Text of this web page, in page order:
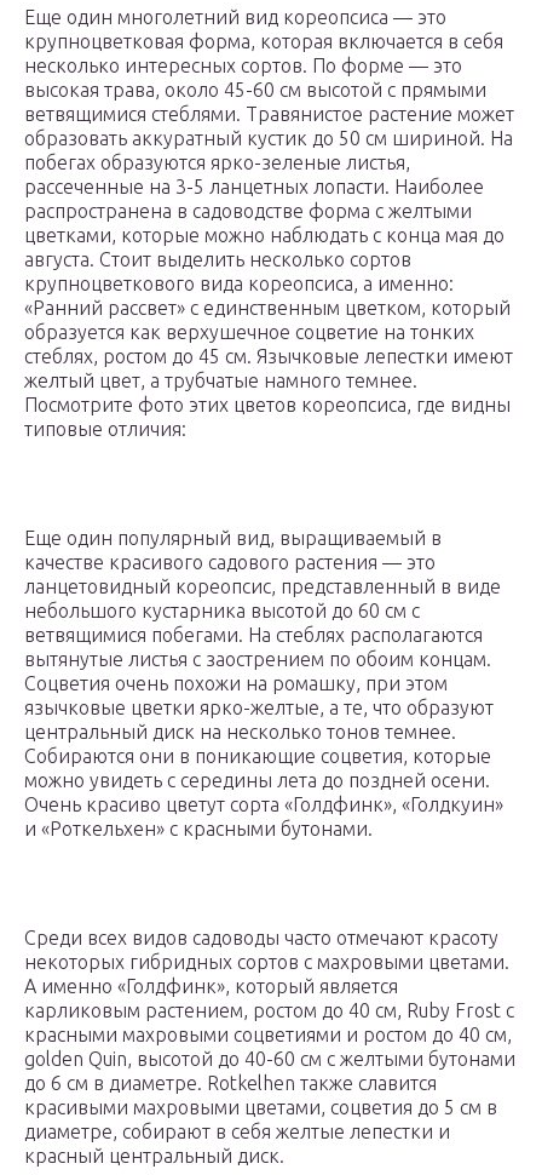
Еще один многолетний вид кореопсиса — это
крупноцветковая форма, которая включается в себя
несколько интересных сортов. По форме — это
высокая трава, около 45-60 см высотой с прямыми
ветвящимися стеблями. Травянистое растение может
образовать аккуратный кустик до 50 см шириной. На
побегах образуются ярко-зеленые листья,
рассеченные на 3-5 ланцетных лопасти. Наиболее
распространена в садоводстве форма с желтыми
цветками, которые можно наблюдать с конца мая до
августа. Стоит выделить несколько сортов
крупноцветкового вида кореопсиса, а именно:
«Ранний рассвет» с единственным цветком, который
образуется как верхушечное соцветие на тонких
стеблях, ростом до 45 см. Язычковые лепестки имеют
желтый цвет, а трубчатые намного темнее.
Посмотрите фото этих цветов кореопсиса, где видны
типовые отличия:
Еще один популярный вид, выращиваемый в
качестве красивого садового растения — это
ланцетовидный кореопсис, представленный в виде
небольшого кустарника высотой до 60 см с
ветвящимися побегами. На стеблях располагаются
вытянутые листья с заострением по обоим концам.
Соцветия очень похожи на ромашку, при этом
язычковые цветки ярко-желтые, а те, что образуют
центральный диск на несколько тонов темнее.
Собираются они в поникающие соцветия, которые
можно увидеть с середины лета до поздней осени.
Очень красиво цветут сорта «Голдфинк», «Голдкуин»
и «Роткельхен» с красными бутонами.
Среди всех видов садоводы часто отмечают красоту
некоторых гибридных сортов с махровыми цветами.
А именно «Голдфинк», который является
карликовым растением, ростом до 40 см, Ruby Frost с
красными махровыми соцветиями и ростом до 40 см,
golden Quin, высотой до 40-60 см с желтыми бутонами
до 6 см в диаметре. Rotkelhen также славится
красивыми махровыми цветами, соцветия до 5 см в
диаметре, собирают в себя желтые лепестки и
красный центральный диск.